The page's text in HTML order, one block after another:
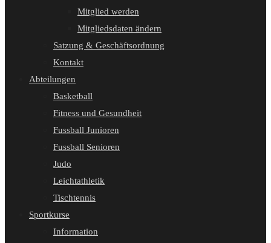
Mitglied werden
Mitgliedsdaten ändern
Satzung & Geschäftsordnung
Kontakt
Abteilungen
Basketball
Fitness und Gesundheit
Fussball Junioren
Fussball Senioren
Judo
Leichtathletik
Tischtennis
Sportkurse
Information